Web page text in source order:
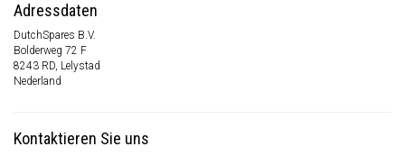
Adressdaten
DutchSpares B.V.
Bolderweg 72 F
8243 RD, Lelystad
Nederland
Kontaktieren Sie uns